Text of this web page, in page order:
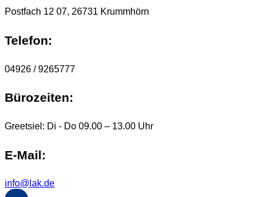
Postfach 12 07, 26731 Krummhörn
Telefon:
04926 / 9265777
Bürozeiten:
Greetsiel: Di - Do 09.00 – 13.00 Uhr
E-Mail:
info@lak.de